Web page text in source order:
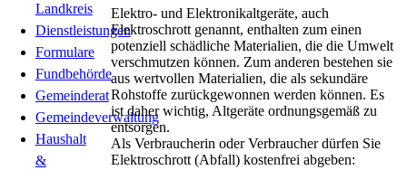
Landkreis
Dienstleistungen
Formulare
Fundbehörde
Gemeinderat
Gemeindeverwaltung
Haushalt
&
Elektro- und Elektronikaltgeräte, auch
Elektroschrott genannt, enthalten zum einen
potenziell schädliche Materialien, die die Umwelt
verschmutzen können. Zum anderen bestehen sie
aus wertvollen Materialien, die als sekundäre
Rohstoffe zurückgewonnen werden können. Es
ist daher wichtig, Altgeräte ordnungsgemäß zu
entsorgen.
Als Verbraucherin oder Verbraucher dürfen Sie
Elektroschrott (Abfall) kostenfrei abgeben: